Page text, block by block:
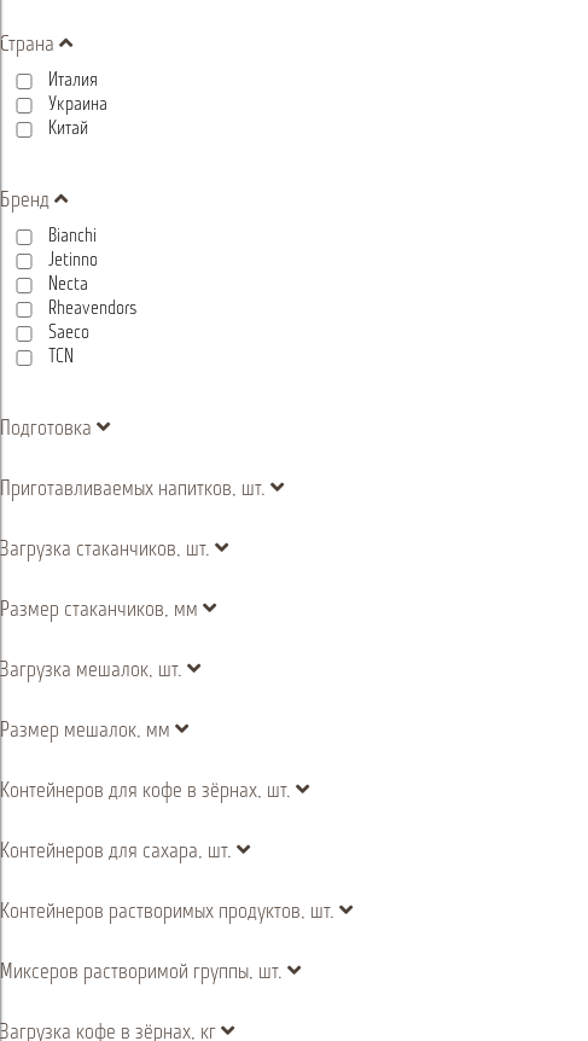
Страна
Италия
Украина
Китай
Бренд
Bianchi
Jetinno
Necta
Rheavendors
Saeco
TCN
Подготовка
Приготавливаемых напитков, шт.
Загрузка стаканчиков, шт.
Размер стаканчиков, мм
Загрузка мешалок, шт.
Размер мешалок, мм
Контейнеров для кофе в зёрнах, шт.
Контейнеров для сахара, шт.
Контейнеров растворимых продуктов, шт.
Миксеров растворимой группы, шт.
Загрузка кофе в зёрнах, кг